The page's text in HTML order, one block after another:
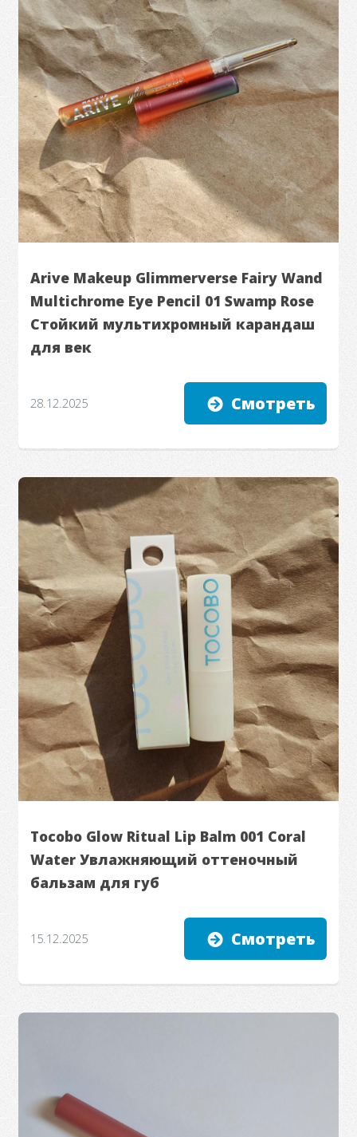
Arive Makeup Glimmerverse Fairy Wand
Multichrome Eye Pencil 01 Swamp Rose
Стойкий мультихромный карандаш
для век
28.12.2025 Смотреть
Tocobo Glow Ritual Lip Balm 001 Coral
Water Увлажняющий оттеночный
бальзам для губ
15.12.2025 Смотреть